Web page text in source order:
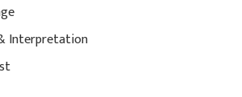
Interpretation